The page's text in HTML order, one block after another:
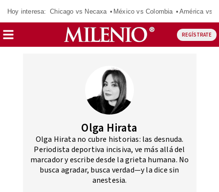
Hoy interesa: Chicago vs Necaxa México vs Colombia América vs
REGÍSTRATE
Olga Hirata
Olga Hirata no cubre historias: las desnuda.
Periodista deportiva incisiva, ve más allá del
marcador y escribe desde la grieta humana. No
busca agradar, busca verdad—y la dice sin
anestesia.